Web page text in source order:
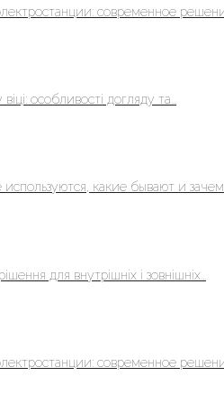
современное
особливості догляду та...
какие бывают и
для внутрішніх і зовнішніх...
современное